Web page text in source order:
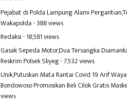
Pejabat di Polda Lampung Alami
Wakapolda- 388 views
Redaksi- 18,581 views
Gasak Sepeda Motor,Dua Tersangka
Reskrim Polsek Sliyeg- 7,532 views
Unik,Putuskan Mata Rantai Covid 19 Arif
Bondowoso Promosikan Beli Cilok Gratis
views